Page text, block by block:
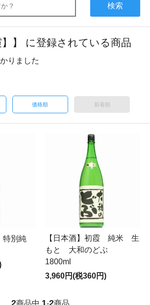
検索
】】 に登録されている商品
りました
価格順 新着順
特別純
【日本酒】初霞 純米 生
もと 大和のどぶ
1800ml
3,960円(税360円)